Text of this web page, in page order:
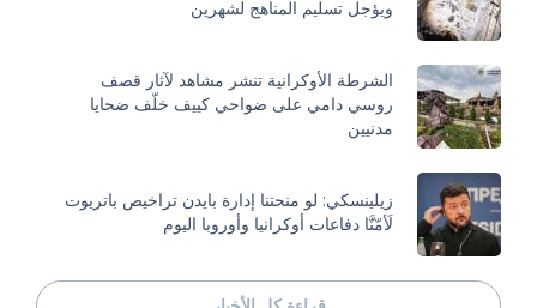
ويؤجل تسليم المناهج لشهرين
الشرطة الأوكرانية تنشر مشاهد لآثار قصف
روسي دامي على ضواحي كييف خلّف ضحايا
مدنيين
زيلينسكي: لو منحتنا إدارة بايدن تراخيص باتريوت
لَأمّنَّا دفاعات أوكرانيا وأوروبا اليوم